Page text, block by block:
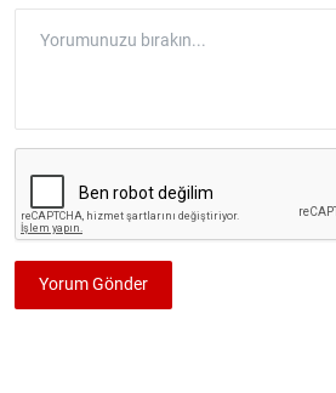
Yorum Gönder